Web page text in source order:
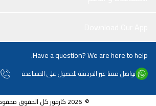
Have a question? We are here to help.
تواصل معنا عبر الدردشة للحصول على المساعدة
© 2026 كارفور كل الحقوق محفوظة